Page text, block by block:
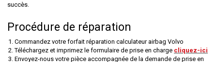
succès.
Procédure de réparation
Commandez votre forfait réparation calculateur airbag Volvo
Téléchargez et imprimez le formulaire de prise en charge cliquez-ici
Envoyez-nous votre pièce accompagnée de la demande de prise en